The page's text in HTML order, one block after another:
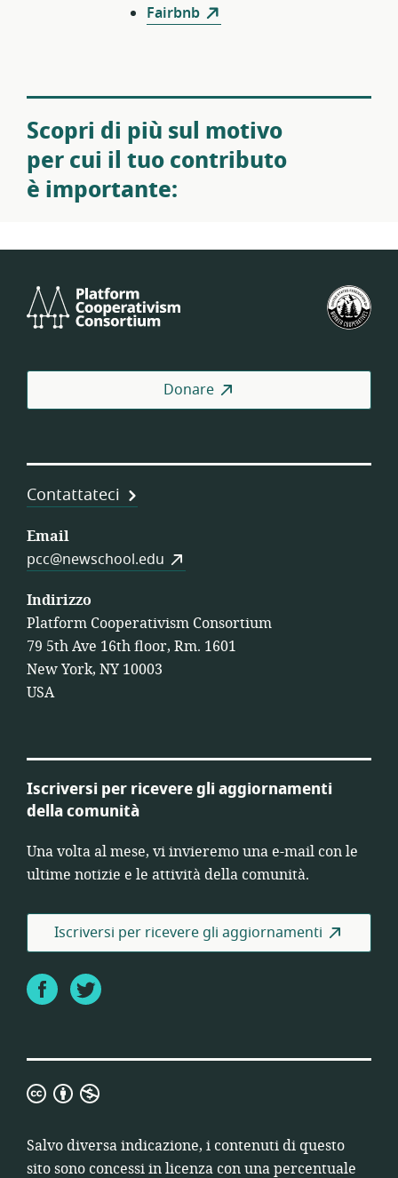
Fairbnb
Scopri di più sul motivo
per cui il tuo contributo
è importante:
Cooperativism
Donare
Contattateci
Email
pcc@newschool.edu
Indirizzo
Platform Cooperativism Consortium
79 5th Ave 16th floor, Rm. 1601
New York, NY 10003
USA
Iscriversi per ricevere gli aggiornamenti
della comunità
Una volta al mese, vi invieremo una e-mail con le
ultime notizie e le attività della comunità.
Iscriversi per ricevere gli aggiornamenti
FacebookTwitter
Creative
Attribuzione-
Non
Salvo diversa indicazione, i contenuti di questo
sito sono concessi in licenza con una percentuale